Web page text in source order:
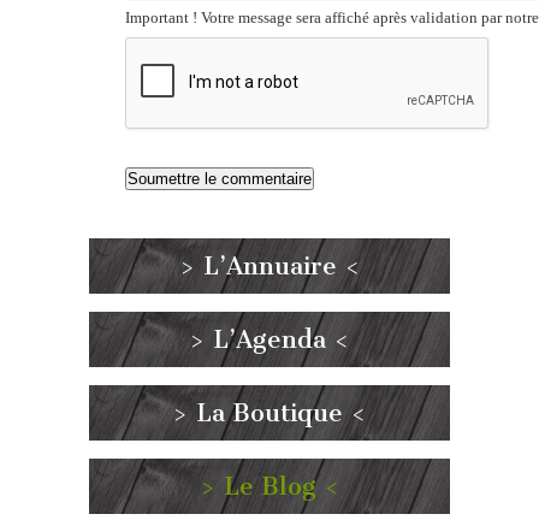
Important ! Votre message sera affiché après validation par
> L’Annuaire <
> L’Agenda <
> La Boutique <
> Le Blog <